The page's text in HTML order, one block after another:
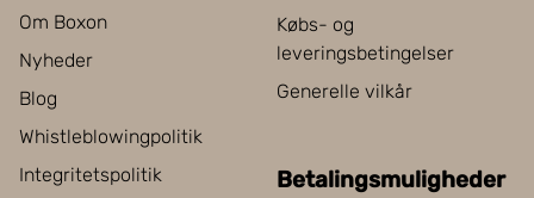
Om Boxon
Nyheder
Blog
Whistleblowingpolitik
Integritetspolitik
Købs- og
leveringsbetingelser
Generelle vilkår
Betalingsmuligheder